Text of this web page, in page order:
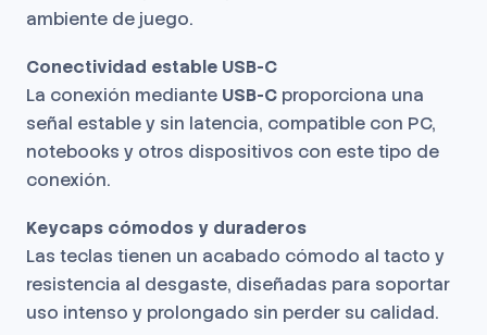
ambiente de juego.
Conectividad estable USB-C
La conexión mediante USB-C proporciona una
señal estable y sin latencia, compatible con PC,
notebooks y otros dispositivos con este tipo de
conexión.
Keycaps cómodos y duraderos
Las teclas tienen un acabado cómodo al tacto y
resistencia al desgaste, diseñadas para soportar
uso intenso y prolongado sin perder su calidad.